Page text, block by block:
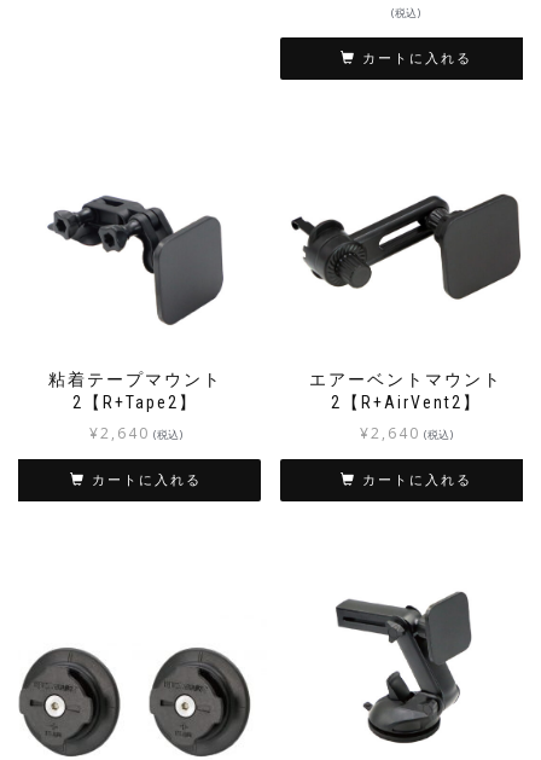
(税込)
カートに入れる
粘着テープマウント
2【R+Tape2】
¥2,640 (税込)
カートに入れる
エアーベントマウント
2【R+AirVent2】
¥2,640 (税込)
カートに入れる